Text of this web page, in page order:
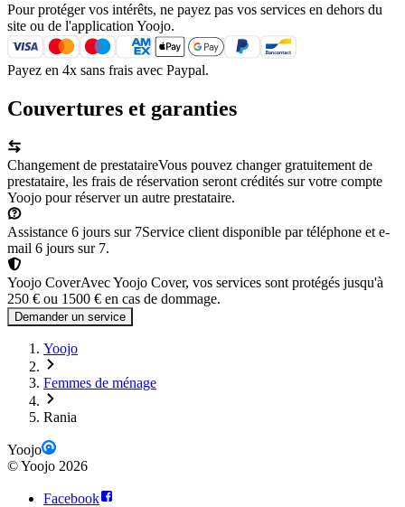
Pour protéger vos intérêts, ne payez pas vos services en dehors du
site ou de l'application Yoojo.
Payez en 4x sans frais avec Paypal.
Couvertures et garanties
Changement de prestataireVous pouvez changer gratuitement de
prestataire, les frais de réservation seront crédités sur votre compte
Yoojo pour réserver un autre prestataire.
Assistance 6 jours sur 7Service client disponible par téléphone et e-
mail 6 jours sur 7.
Yoojo CoverAvec Yoojo Cover, vos services sont protégés jusqu'à
250 € ou 1500 € en cas de dommage.
Demander un service
Yoojo
Femmes de ménage
Rania
Yoojo
©Yoojo 2026
Facebook